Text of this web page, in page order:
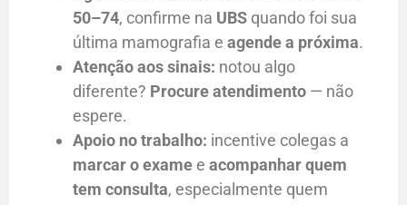
50–74, confirme na UBS quando foi sua
última mamografia e agende a próxima.
Atenção aos sinais: notou algo
diferente? Procure atendimento — não
espere.
Apoio no trabalho: incentive colegas a
marcar o exame e acompanhar quem
tem consulta, especialmente quem